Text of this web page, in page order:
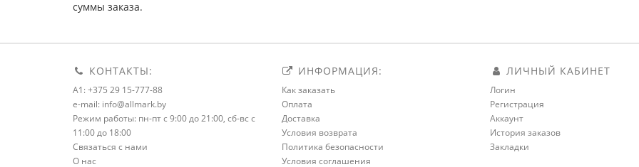
суммы заказа.
КОНТАКТЫ:
A1: +375 29 15-777-88
e-mail: info@allmark.by
Режим работы: пн-пт с 9:00 до 21:00, сб-вс с
11:00 до 18:00
Связаться с нами
О нас
ИНФОРМАЦИЯ:
Как заказать
Оплата
Доставка
Условия возврата
Политика безопасности
Условия соглашения
ЛИЧНЫЙ КАБИНЕТ
Логин
Регистрация
Аккаунт
История заказов
Закладки